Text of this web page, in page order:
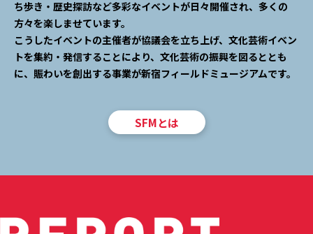
ち歩き・歴史探訪など多彩なイベントが日々開催され、多くの
方々を楽しませています。
こうしたイベントの主催者が協議会を立ち上げ、文化芸術イベン
トを集約・発信することにより、文化芸術の振興を図るととも
に、賑わいを創出する事業が新宿フィールドミュージアムです。
SFMとは